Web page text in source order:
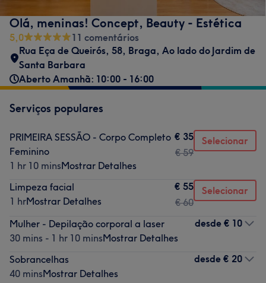
Olá, meninas! Concept, Beauty - Estética
5,0
11 comentários
Rua Eça de Queirós, 58, Braga, Ao lado do Jardim de
Santa Barbara
Aberto Amanhã: 10:00 - 16:00
Serviços populares
PRIMEIRA SESSÃO - Corpo Completo
Feminino
1 hr 10 minsMostrar Detalhes
€ 35
€ 59
Selecionar
Limpeza facial
1 hrMostrar Detalhes
€ 55
€ 60
Selecionar
Mulher - Depilação corporal a laser
30 mins - 1 hr 10 minsMostrar Detalhes
desde € 10
Sobrancelhas
40 minsMostrar Detalhes
desde € 20